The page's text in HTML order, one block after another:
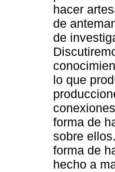
hacer
de
de
lo que
forma de
sobre
forma de
hecho a